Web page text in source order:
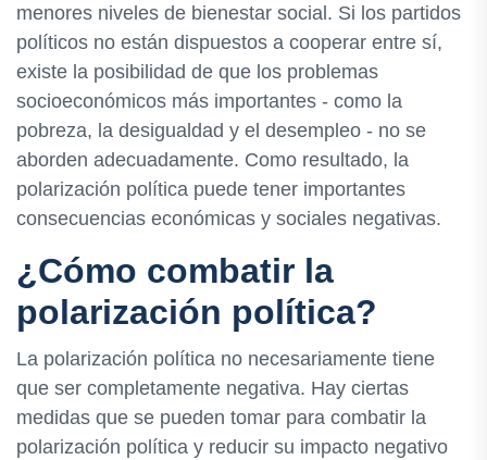
menores niveles de bienestar social. Si los partidos
políticos no están dispuestos a cooperar entre sí,
existe la posibilidad de que los problemas
socioeconómicos más importantes - como la
pobreza, la desigualdad y el desempleo - no se
aborden adecuadamente. Como resultado, la
polarización política puede tener importantes
consecuencias económicas y sociales negativas.
¿Cómo combatir la
polarización política?
La polarización política no necesariamente tiene
que ser completamente negativa. Hay ciertas
medidas que se pueden tomar para combatir la
polarización política y reducir su impacto negativo